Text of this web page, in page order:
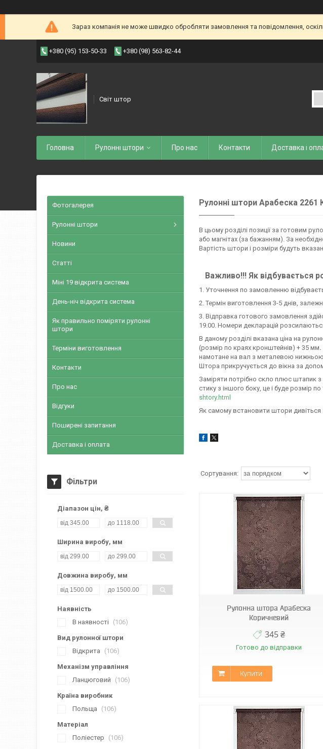
Зараз компанія не може швидко обробляти замовлення та повідомлення,
+380 (95) 153-50-33 +380 (98) 563-82-44
Світ штор
Головна Рулоннi штори Про нас Контакти Доставка і
Рулонні штори Арабеска 2261
В цьому розділі позиції за готовим
або магнітах (за бажанням). За
Вартість штори і розміри будуть
Важливо!!! Як відбувається
1. Уточнення по замовленню
2. Термін виготовлення 3-5 днів,
3. Відправка готового замовлення
19.00. Номери декларацій
В даному розділі вказана ціна на
(розмір по краях кронштейнів) + 35 мм.
намотане на вал з металевою нижньою
Штора прикручується до вікна за
Заміряти потрібно скло плюс штапик
стику з іншого боку, це і буде розмір
shtory.html
Як самому встановити штори дивіться
К-2261
Рулонна штора Арабеска
Коричневий
345 ₴
Готово до відправки
Купити
К-2261
Фотогалерея
Рулонні штори
Новини
Статті
Міні 19 відкрита система
День-ніч відкрита система
Як правильно поміряти рулонні
штори
Терміни виготовлення
Контакти
Про нас
Відгуки
Поширені запитання
Доставка і оплата
Фільтри
Діапазон цін, ₴
Ширина виробу, мм
Довжина виробу, мм
Наявність
В наявності
106
Вид рулонної штори
Відкрита
106
Механізм управління
Ланцюговий
106
Країна виробник
Польща
106
Матеріал
Поліестер
106